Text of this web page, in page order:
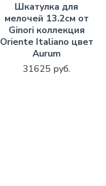
Шкатулка для
мелочей 13.2см от
Ginori коллекция
Oriente Italiano цвет
Aurum
31625 руб.